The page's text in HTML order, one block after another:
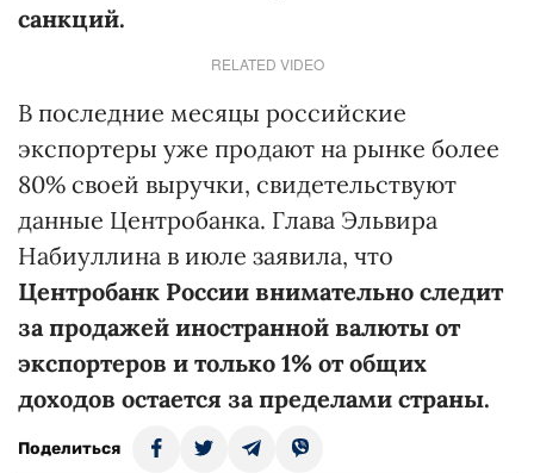
санкций.
RELATED VIDEO
В последние месяцы российские
экспортеры уже продают на рынке более
80% своей выручки, свидетельствуют
данные Центробанка. Глава Эльвира
Набиуллина в июле заявила, что
Центробанк России внимательно следит
за продажей иностранной валюты от
экспортеров и только 1% от общих
доходов остается за пределами страны.
Поделиться